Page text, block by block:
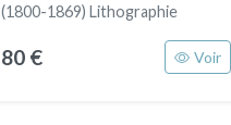
(1800-1869) Lithographie
80 € Voir